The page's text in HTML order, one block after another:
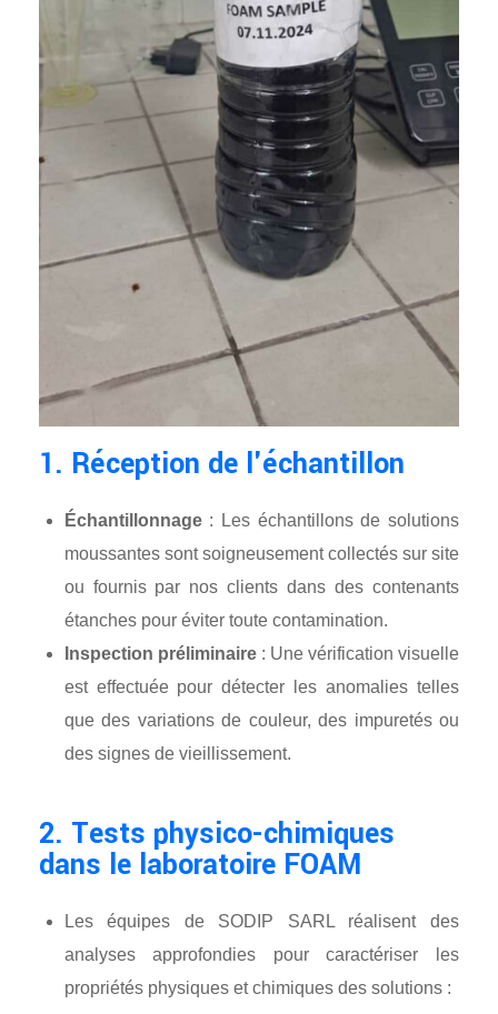
1. Réception de l'échantillon
Échantillonnage: Les échantillons de solutions
moussantes sont soigneusement collectés sur site
ou fournis par nos clients dans des contenants
étanches pour éviter toute contamination.
Inspection préliminaire: Une vérification visuelle
est effectuée pour détecter les anomalies telles
que des variations de couleur, des impuretés ou
des signes de vieillissement.
2. Tests physico-chimiques
dans le laboratoire FOAM
Les équipes de SODIP SARL réalisent des
analyses approfondies pour caractériser les
propriétés physiques et chimiques des solutions :